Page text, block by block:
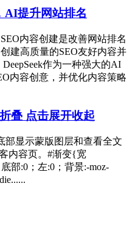
AI提升网站排名
内容创建是改善网站排名
建高质量的SEO友好内容并
作为一种强大的AI
内容创意，并优化内容策略
叠 点击展开收起
部显示蒙版图层和查看全文
内容页。#渐变{宽
部:0；左:0；背景:-moz-